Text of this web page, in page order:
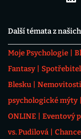
Další témata z
Moje Psychologie
Fantasy
Blesku
Nemovitosti
psychologické mýty
ONLINE
Eventový
vs. Pudilová